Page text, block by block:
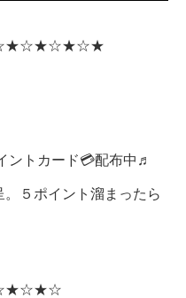
ントカード💳配布中♬
５ポイント溜まったら